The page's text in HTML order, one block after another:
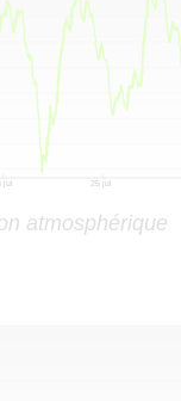
atmosphérique